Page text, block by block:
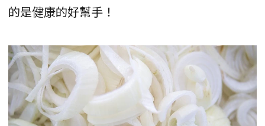
的是健康的好幫手！